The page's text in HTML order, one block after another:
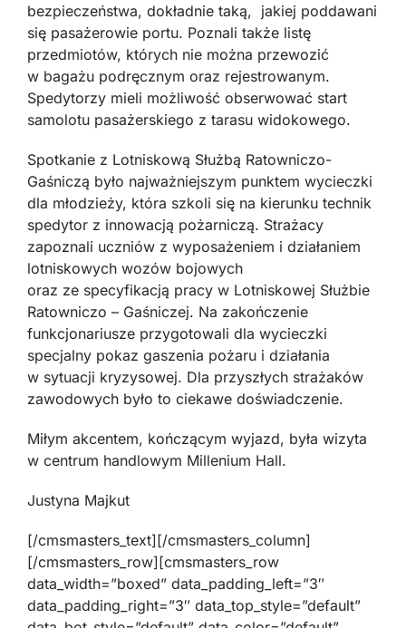
bezpieczeństwa, dokładnie taką, jakiej poddawani
się pasażerowie portu. Poznali także listę
przedmiotów, których nie można przewozić
w bagażu podręcznym oraz rejestrowanym.
Spedytorzy mieli możliwość obserwować start
samolotu pasażerskiego z tarasu widokowego.
Spotkanie z Lotniskową Służbą Ratowniczo-
Gaśniczą było najważniejszym punktem wycieczki
dla młodzieży, która szkoli się na kierunku technik
spedytor z innowacją pożarniczą. Strażacy
zapoznali uczniów z wyposażeniem i działaniem
lotniskowych wozów bojowych
oraz ze specyfikacją pracy w Lotniskowej Służbie
Ratowniczo – Gaśniczej. Na zakończenie
funkcjonariusze przygotowali dla wycieczki
specjalny pokaz gaszenia pożaru i działania
w sytuacji kryzysowej. Dla przyszłych strażaków
zawodowych było to ciekawe doświadczenie.
Miłym akcentem, kończącym wyjazd, była wizyta
w centrum handlowym Millenium Hall.
Justyna Majkut
[/cmsmasters_text][/cmsmasters_column]
[/cmsmasters_row][cmsmasters_row
data_width=”boxed” data_padding_left=”3″
data_padding_right=”3″ data_top_style=”default”